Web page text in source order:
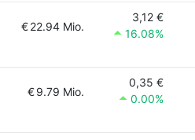
€22.94 Mio.
3,12 €
16.08%
€9.79 Mio.
0,35 €
0.00%